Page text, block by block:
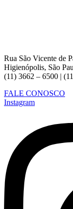
Rua São Vicente de
Higienópolis, São
(11) 3662 – 6500 |
FALE CONOSCO
Instagram